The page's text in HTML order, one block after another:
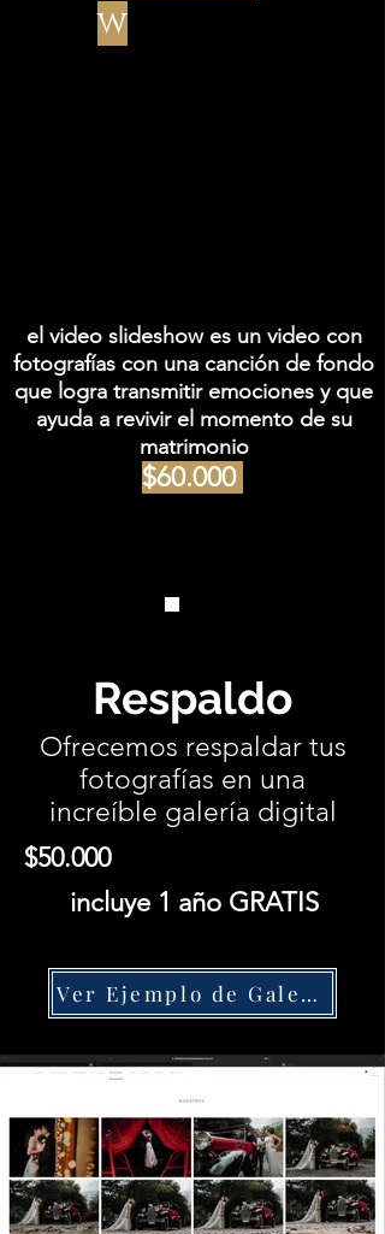
w
el video slideshow es un video con
fotografías con una canción de fondo
que logra transmitir emociones y que
ayuda a revivir el momento de su
matrimonio
$60.000
Respaldo
Ofrecemos respaldar tus
fotografías en una
increíble galería digital
$50.000
incluye 1 año GRATIS
Ver Ejemplo de Galeria